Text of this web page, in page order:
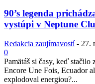
90’s legenda
vystúpi v Neptune
Redakcia zaujímavostí - 27.
0
Pamätáš si časy, keď
Encore Une Fois, Ecuador
explodoval energiou?...